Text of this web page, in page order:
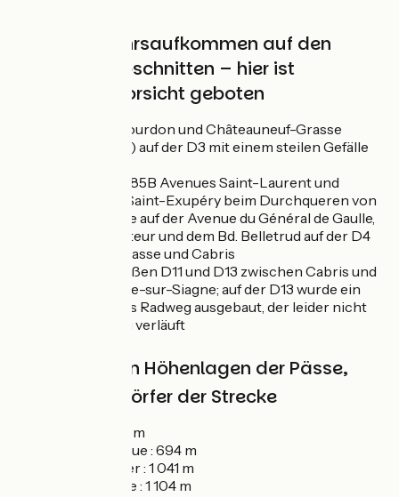
Hohes Verkehrsaufkommen auf den
folgenden Abschnitten – hier ist
besondere Vorsicht geboten
Zwischen Gourdon und Châteauneuf-Grasse
(Magagnosc) auf der D3 mit einem steilen Gefälle
Auf der D2085B Avenues Saint-Laurent und
Antoine de Saint-Exupéry beim Durchqueren von
Grasse sowie auf der Avenue du Général de Gaulle,
dem Bd. Pasteur und dem Bd. Belletrud auf der D4
zwischen Grasse und Cabris
Auf den Straßen D11 und D13 zwischen Cabris und
Saint-Cézaire-sur-Siagne; auf der D13 wurde ein
Abschnitt als Radweg ausgebaut, der leider nicht
durchgängig verläuft
⛰️Wichtigsten Höhenlagen der Pässe,
Städte und Dörfer der Strecke
Grasse : 350 m
Col de la Lèque : 694 m
Col du Ferrier : 1 041 m
Col de la Sine : 1 104 m